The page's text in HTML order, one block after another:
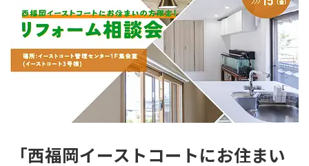
「西福岡イーストコートにお住まい